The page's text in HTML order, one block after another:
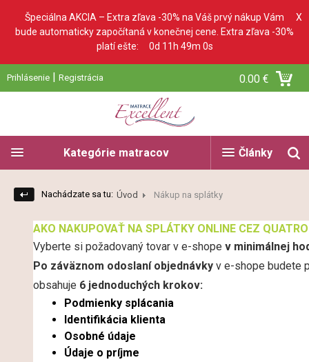
Špeciálna AKCIA – Extra zľava -30% na Váš prvý nákup Vám
bude automaticky započítaná v konečnej cene. Extra zľava -30%
platí ešte: 0d 11h 49m 0s
X
Prihlásenie | Registrácia 0.00 €
Články
Kategórie matracov
Nachádzate sa tu: Úvod Nákup na splátky
AKO NAKUPOVAŤ NA SPLÁTKY ONLINE CEZ QUATRO
Vyberte si požadovaný tovar v e-shope v minimálnej
Po záväznom odoslaní objednávky v e-shope budete
obsahuje 6 jednoduchých krokov:
Podmienky splácania
Identifikácia klienta
Osobné údaje
Údaje o príjme